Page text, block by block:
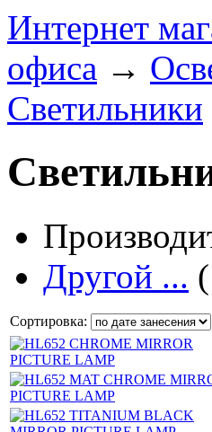
Интернет
офиса →
Светильники
Другой ...
Сортировка: